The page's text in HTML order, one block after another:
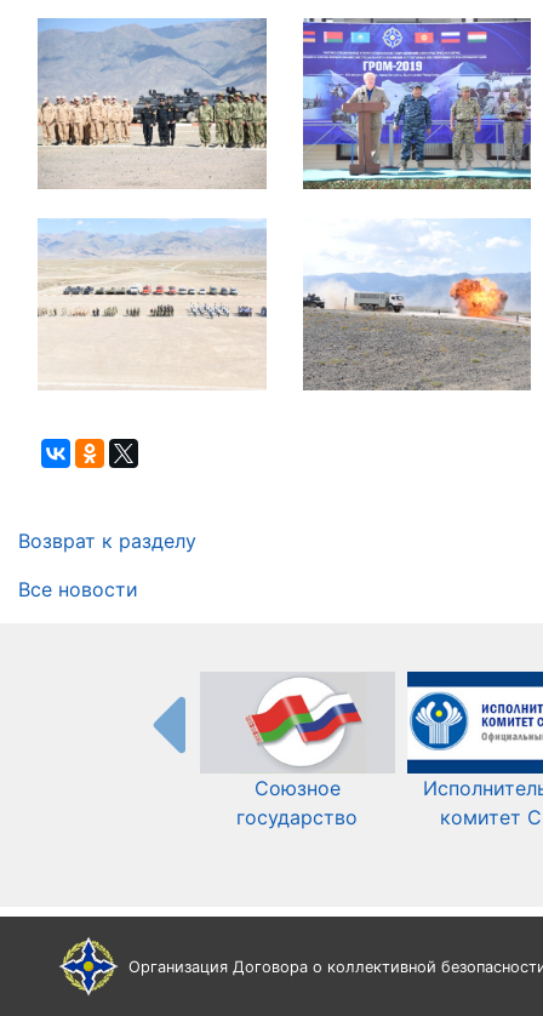
Возврат к разделу
Все новости
Союзное
государство
комитет
Организация Договора о коллективной